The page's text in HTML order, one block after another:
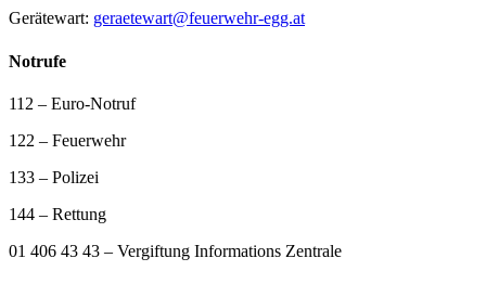
Gerätewart: geraetewart@feuerwehr-egg.at
Notrufe
112 – Euro-Notruf
122 – Feuerwehr
133 – Polizei
144 – Rettung
01 406 43 43 – Vergiftung Informations Zentrale